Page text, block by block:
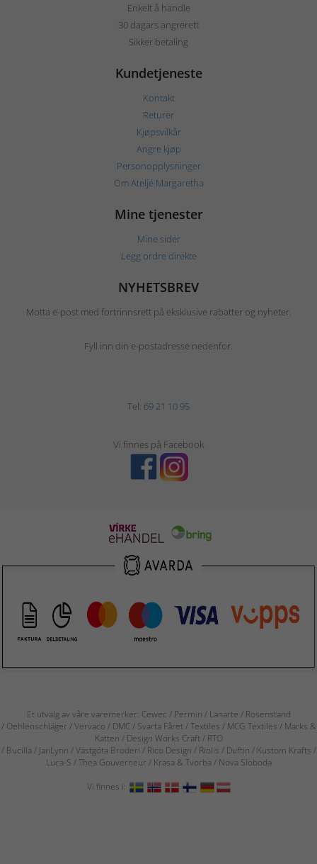
Enkelt å handle
30 dagars angrerett
Sikker betaling
Kundetjeneste
Kontakt
Returer
Kjøpsvilkår
Angre kjøp
Personopplysninger
Om Ateljé Margaretha
Mine tjenester
Mine sider
Legg ordre direkte
NYHETSBREV
Motta e-post med fortrinnsrett på eksklusive rabatter og nyheter.
Fyll inn din e-postadresse nedenfor.
Tel: 69 21 10 95
Vi finnes på Facebook
Et utvalg av våre varemerker: Cewec / Permin / Lanarte / Rosenstand
/ Oehlenschläger / Vervaco / DMC / Svarta Fåret / Textiles / MCG Textiles / Marks &
Katten / Design Works Craft / RTO
/ Bucilla / JanLynn / Västgöta Broderi / Rico Design / Riolis / Duftin / Kustom Krafts /
Luca-S / Thea Gouverneur / Krasa & Tvorba / Nova Sloboda
Vi finnes i: